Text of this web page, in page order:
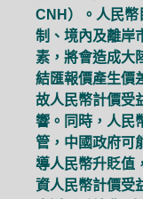
CNH）。人民幣
制、境內及離岸
素，將會造成大
結匯報價產生價
故人民幣計價受
響。同時，人民
管，中國政府可
導人民幣升貶值
資人民幣計價受